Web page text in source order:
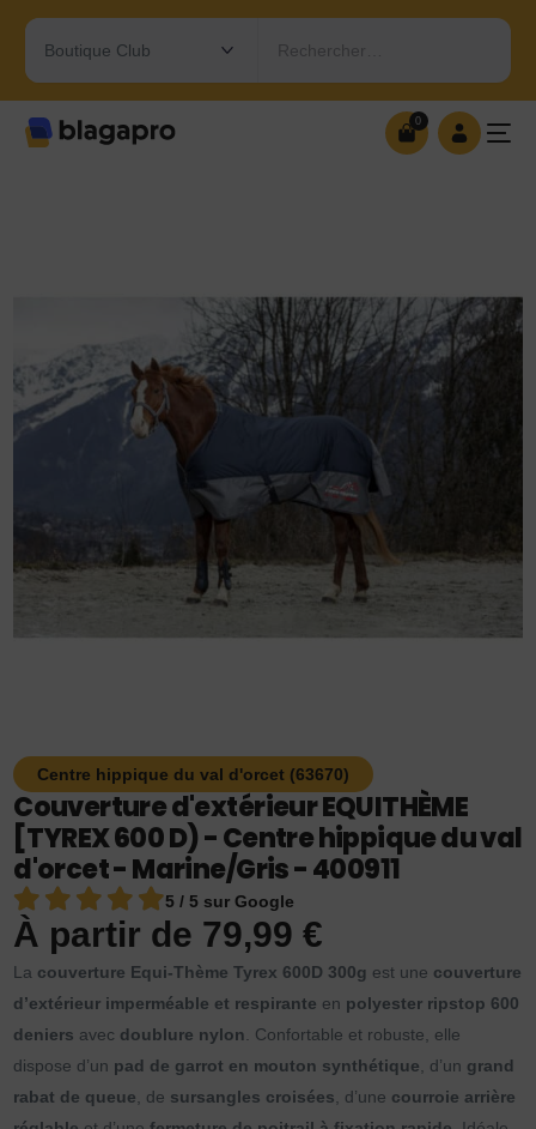
Rechercher…
0
Centre hippique du val d'orcet (63670)
Couverture d'extérieur EQUITHÈME
[TYREX 600 D) - Centre hippique du val
d'orcet - Marine/Gris - 400911
5 / 5 sur Google
À partir de 79,99€
La couverture Equi-Thème Tyrex 600D 300g est une couverture
d’extérieur imperméable et respirante en polyester ripstop 600
deniers avec doublure nylon . Confortable et robuste, elle
dispose d’un pad de garrot en mouton synthétique , d’un grand
rabat de queue , de sursangles croisées , d’une courroie arrière